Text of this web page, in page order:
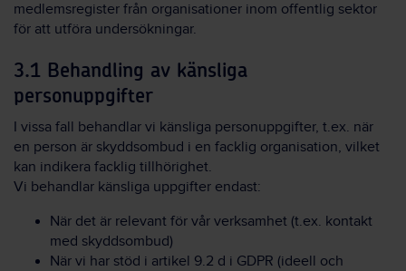
medlemsregister från organisationer inom offentlig sektor
för att utföra undersökningar.
3.1 Behandling av känsliga
personuppgifter
I vissa fall behandlar vi känsliga personuppgifter, t.ex. när
en person är skyddsombud i en facklig organisation, vilket
kan indikera facklig tillhörighet.
Vi behandlar känsliga uppgifter endast:
När det är relevant för vår verksamhet (t.ex. kontakt
med skyddsombud)
När vi har stöd i artikel 9.2 d i GDPR (ideell och